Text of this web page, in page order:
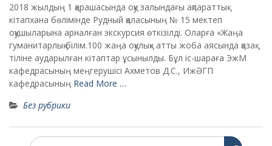
2018 жылдың 1 қарашасында оқу залындағы ақпараттық-
кітапхана бөлімінде Рудный қаласының № 15 мектеп
оқушыларына арналған экскурсия өткізілді. Оларға «Жаңа
гуманитарлық білім.100 жаңа оқулық» атты жоба аясында қазақ
тіліне аударылған кітаптар ұсынылды. Бұл іс-шараға ЭжМ
кафедрасының меңгерушісі Ахметов Д.С., ИжӘГП
кафедрасының Read More …
Без рубрики
S